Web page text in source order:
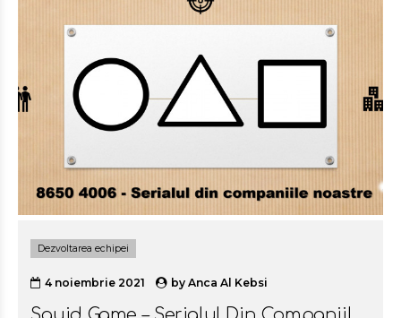
ocupate, amânăm până la vacanță.
Dezvoltarea echipei
4 noiembrie 2021 byAnca Al Kebsi